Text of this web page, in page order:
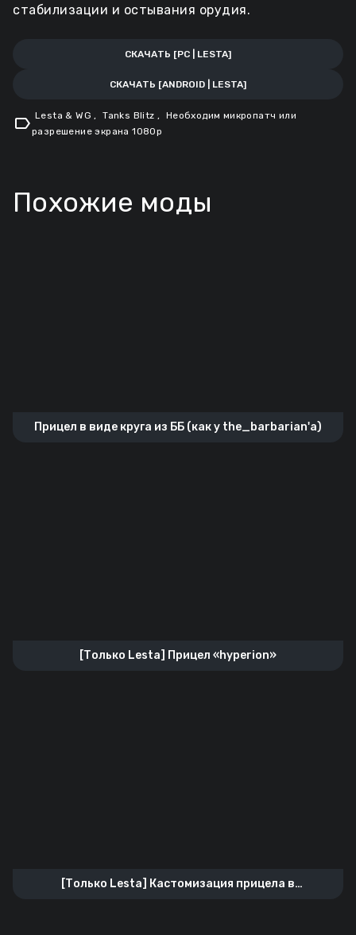
стабилизации и остывания орудия.
СКАЧАТЬ [PC | LESTA]
СКАЧАТЬ [ANDROID | LESTA]
label Lesta & WG, Tanks Blitz,
Необходим микропатч или
разрешение экрана 1080p
Похожие моды
Прицел в виде круга из ББ (как у the_barbarian'а)
[Только Lesta] Прицел «hyperion»
[Только Lesta] Кастомизация прицела в